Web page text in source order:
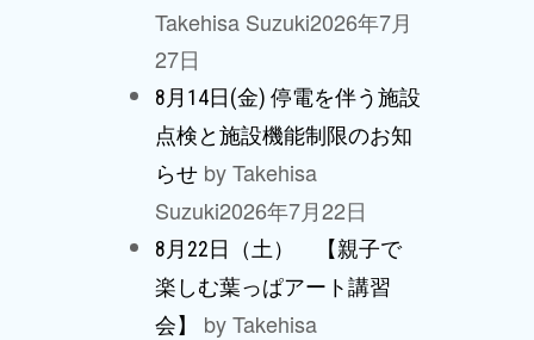
Takehisa Suzuki2026年7月
27日
8月14日(金) 停電を伴う施設
点検と施設機能制限のお知
らせ by Takehisa
Suzuki2026年7月22日
8月22日（土） 【親子で
楽しむ葉っぱアート講習
会】
by Takehisa